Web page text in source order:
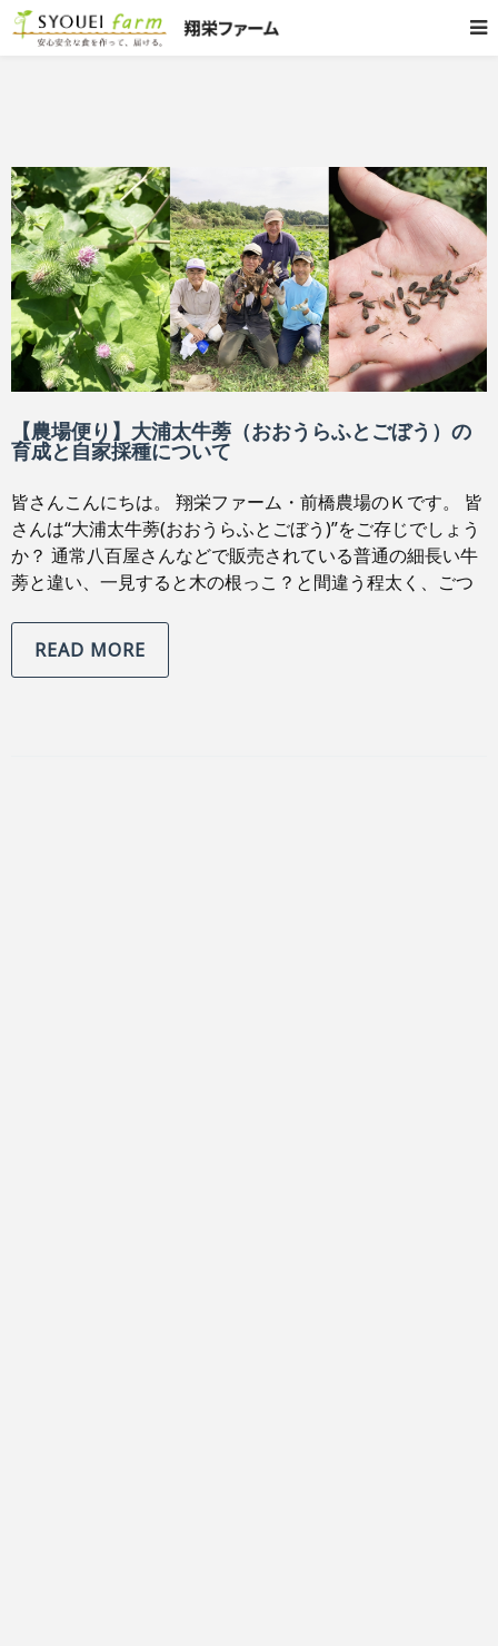
【農場便り】大浦太牛蒡（おおうらふとごぼう）の
育成と自家採種について
皆さんこんにちは。 翔栄ファーム・前橋農場のＫです。 皆
さんは“大浦太牛蒡(おおうらふとごぼう)”をご存じでしょう
か？ 通常八百屋さんなどで販売されている普通の細長い牛
蒡と違い、一見すると木の根っこ？と間違う程太く、ごつ
READ MORE